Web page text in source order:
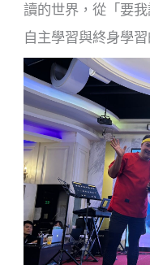
讀的世界，從「要
自主學習與終身學習